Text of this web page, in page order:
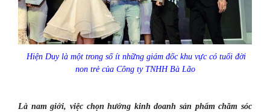
Hiện Duy là một trong số ít những giám đốc khu vực có tuổi đời
non trẻ của Công ty TNHH Bà Lão
Là nam giới, việc chọn hướng kinh doanh sản phẩm chăm sóc